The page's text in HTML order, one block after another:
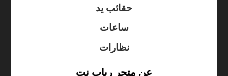
حقائب يد
ساعات
نظارات
عن متجر رباب نت